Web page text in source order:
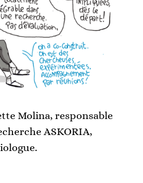
Molina, responsable
ASKORIA,